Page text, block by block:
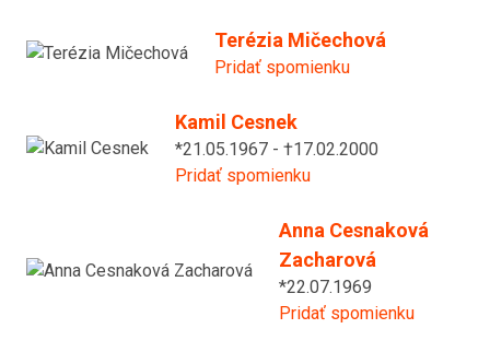
Terézia Mičechová
Pridať spomienku
Kamil Cesnek
*21.05.1967 - †17.02.2000
Pridať spomienku
Anna Cesnaková
Zacharová
*22.07.1969
Pridať spomienku